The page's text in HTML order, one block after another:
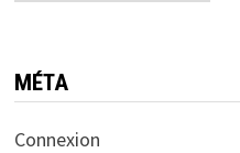
MÉTA
Connexion